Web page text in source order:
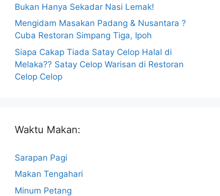
Bukan Hanya Sekadar Nasi Lemak!
Mengidam Masakan Padang & Nusantara ?
Cuba Restoran Simpang Tiga, Ipoh
Siapa Cakap Tiada Satay Celop Halal di
Melaka?? Satay Celop Warisan di Restoran
Celop Celop
Waktu Makan:
Sarapan Pagi
Makan Tengahari
Minum Petang